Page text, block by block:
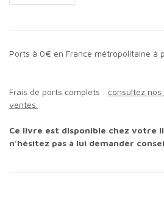
Ports à 0€ en France métropolitaine à
Frais de ports complets : consultez
ventes.
Ce livre est disponible chez votre libraire habituel,
n'hésitez pas à lui demander